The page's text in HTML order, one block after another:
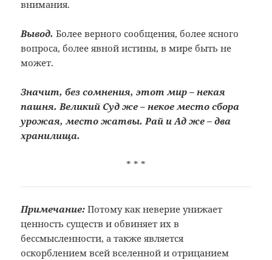
внимания.
Вывод. Более верного сообщения, более ясного
вопроса, более явной истины, в мире быть не
может.
Значит, без сомнения, этот мир – некая
пашня. Великий Суд же – некое место сбора
урожая, место жатвы. Рай и Ад же – два
хранилища.
* * *
Примечание: Потому как неверие унижает
ценность существ и обвиняет их в
бессмысленности, а также является
оскорблением всей вселенной и отрицанием